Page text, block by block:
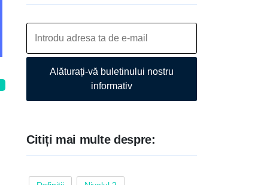
Alăturați-vă buletinului nostru
informativ
Citiți mai multe despre: